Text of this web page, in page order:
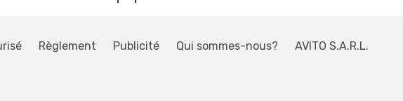
Règlement Publicité Qui sommes-nous? AVITO S.A.R.L.